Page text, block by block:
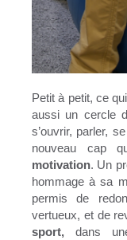
Petit à petit, ce
aussi un cercle
s’ouvrir, parler,
nouveau cap
motivation. Un
hommage à sa
permis de
vertueux, et de
sport, dans